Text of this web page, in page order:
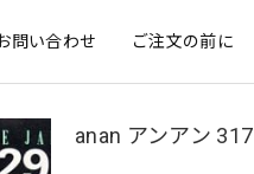
問い合わせ ご注文の前に
anan アンアン 317